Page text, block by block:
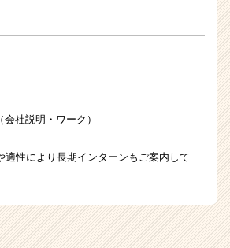
社説明・ワーク）
性により長期インターンもご案内して